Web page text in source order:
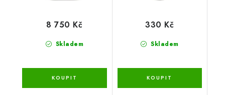
Skladem
8 750 Kč
Skladem
330 Kč